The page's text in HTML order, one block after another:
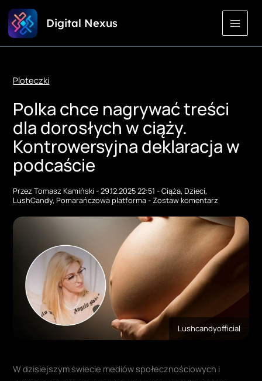
Przejdź
do
treści
Digital Nexus
Ploteczki
Polka chce nagrywać treści
dla dorosłych w ciąży.
Kontrowersyjna deklaracja w
podcaście
PrzezTomasz Kamiński-29.12.2025 22:51-Ciąża,Dzieci,
LushCandy,Pomarańczowa platforma-Zostaw komentarz
Lushcandyofficial
W dzisiejszym świecie mediów społecznościowych i